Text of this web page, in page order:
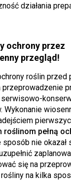
działania
ochrony przez
przegląd!
roślin przed
Wykonanie
roślinom pełną
nie okazał
się na
na kilka